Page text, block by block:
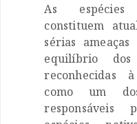
As espécies
constituem
sérias
equilíbrio dos
reconhecidas
como um
responsáveis